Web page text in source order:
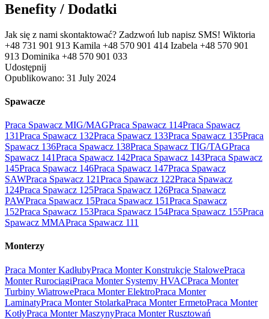
Benefity / Dodatki
Jak się z nami skontaktować? Zadzwoń lub napisz SMS! Wiktoria
+48 731 901 913 Kamila +48 570 901 414 Izabela +48 570 901
913 Dominika +48 570 901 033
Udostępnij
Opublikowano: 31 July 2024
Spawacze
Praca Spawacz MIG/MAGPraca Spawacz 114Praca Spawacz
131Praca Spawacz 132Praca Spawacz 133Praca Spawacz 135Praca
Spawacz 136Praca Spawacz 138Praca Spawacz TIG/TAGPraca
Spawacz 141Praca Spawacz 142Praca Spawacz 143Praca Spawacz
145Praca Spawacz 146Praca Spawacz 147Praca Spawacz
SAWPraca Spawacz 121Praca Spawacz 122Praca Spawacz
124Praca Spawacz 125Praca Spawacz 126Praca Spawacz
PAWPraca Spawacz 15Praca Spawacz 151Praca Spawacz
152Praca Spawacz 153Praca Spawacz 154Praca Spawacz 155Praca
Spawacz MMAPraca Spawacz 111
Monterzy
Praca Monter KadłubyPraca Monter Konstrukcje StalowePraca
Monter RurociągiPraca Monter Systemy HVACPraca Monter
Turbiny WiatrowePraca Monter ElektroPraca Monter
LaminatyPraca Monter StolarkaPraca Monter ErmetoPraca Monter
KotłyPraca Monter MaszynyPraca Monter Rusztowań